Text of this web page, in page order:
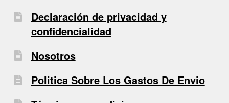
Declaración de privacidad y
confidencialidad
Nosotros
Politica Sobre Los Gastos De Envio